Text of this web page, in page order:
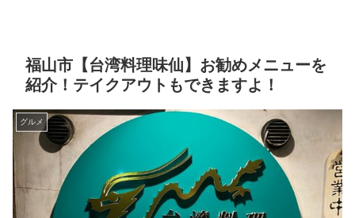
福山市【台湾料理味仙】お勧めメニューを
紹介！テイクアウトもできますよ！
グルメ